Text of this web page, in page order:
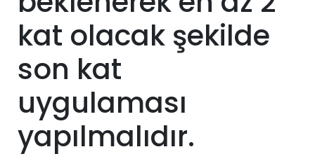
kat olacak şekilde
son kat
uygulaması
yapılmalıdır.